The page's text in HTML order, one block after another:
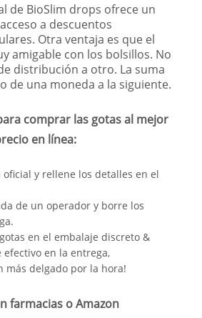
de BioSlim drops ofrece un
a descuentos
Otra ventaja es que el
amigable con los bolsillos. No
distribución a otro. La suma
de una moneda a la siguiente.
comprar las gotas al mejor
en línea:
y rellene los detalles en el
de un operador y borre los
en el embalaje discreto &
efectivo en la entrega,
más delgado por la hora!
farmacias o Amazon